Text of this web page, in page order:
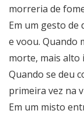
morreria de
Em um gesto de
e voou. Quando
morte, mais alto
Quando se deu
primeira vez na
Em um misto